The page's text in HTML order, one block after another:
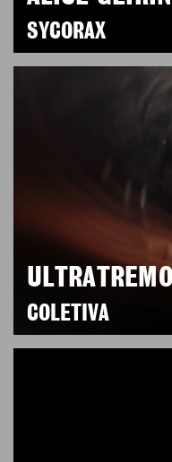
SYCORAX
COLETIVA